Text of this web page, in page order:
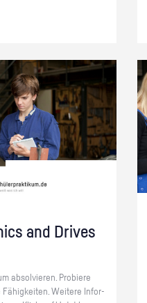
and Dri­ves
ab­sol­vie­ren. Pro­bie­re
Fä­hig­kei­ten. Wei­te­re In­for­